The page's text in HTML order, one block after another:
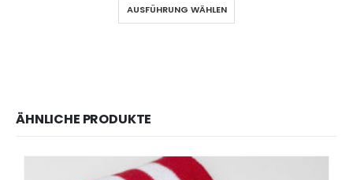
AUSFÜHRUNG WÄHLEN
ÄHNLICHE PRODUKTE